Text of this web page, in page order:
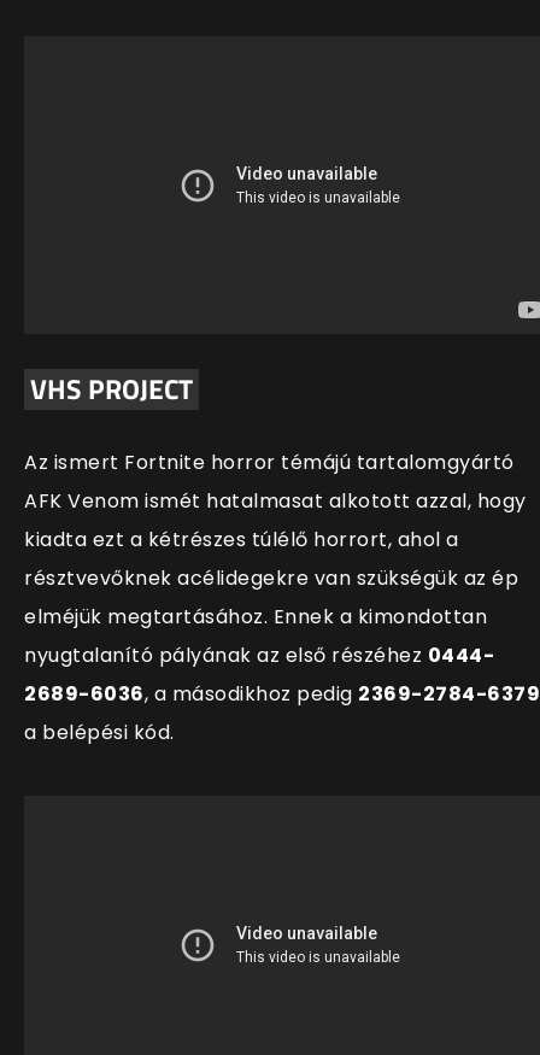
VHS PROJECT
Az ismert Fortnite horror témájú tartalomgyártó
AFK Venom ismét hatalmasat alkotott azzal, hogy
kiadta ezt a kétrészes túlélő horrort, ahol a
résztvevőknek acélidegekre van szükségük az ép
elméjük megtartásához. Ennek a kimondottan
nyugtalanító pályának az első részéhez 0444-
2689-6036, a másodikhoz pedig 2369-2784-6379
a belépési kód.